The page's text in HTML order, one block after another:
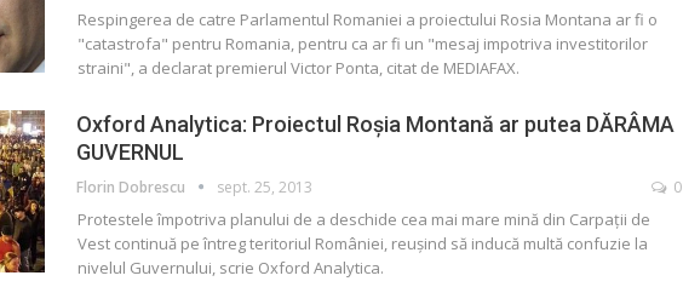
Respingerea de catre Parlamentul Romaniei a proiectului Rosia Montana ar fi o
"catastrofa" pentru Romania, pentru ca ar fi un "mesaj impotriva investitorilor
straini", a declarat premierul Victor Ponta, citat de MEDIAFAX.
Oxford Analytica: Proiectul Roşia Montană ar putea DĂRÂMA
GUVERNUL
Florin Dobrescu sept. 25, 2013 0
Protestele împotriva planului de a deschide cea mai mare mină din Carpaţii de
Vest continuă pe întreg teritoriul României, reuşind să inducă multă confuzie la
nivelul Guvernului, scrie Oxford Analytica.